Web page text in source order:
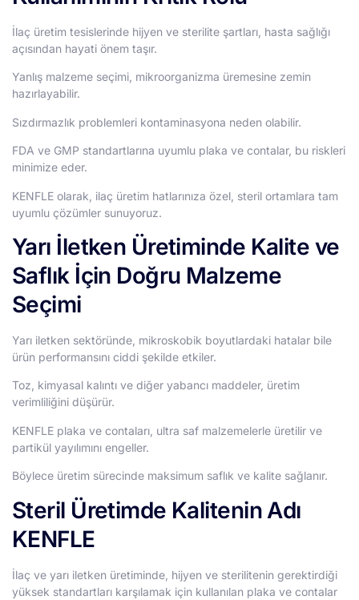
İlaç üretim tesislerinde hijyen ve sterilite şartları, hasta sağlığı
açısından hayati önem taşır.
Yanlış malzeme seçimi, mikroorganizma üremesine zemin
hazırlayabilir.
Sızdırmazlık problemleri kontaminasyona neden olabilir.
FDA ve GMP standartlarına uyumlu plaka ve contalar, bu riskleri
minimize eder.
KENFLE olarak, ilaç üretim hatlarınıza özel, steril ortamlara tam
uyumlu çözümler sunuyoruz.
Yarı İletken Üretiminde Kalite ve
Saflık İçin Doğru Malzeme
Seçimi
Yarı iletken sektöründe, mikroskobik boyutlardaki hatalar bile
ürün performansını ciddi şekilde etkiler.
Toz, kimyasal kalıntı ve diğer yabancı maddeler, üretim
verimliliğini düşürür.
KENFLE plaka ve contaları, ultra saf malzemelerle üretilir ve
partikül yayılımını engeller.
Böylece üretim sürecinde maksimum saflık ve kalite sağlanır.
Steril Üretimde Kalitenin Adı
KENFLE
İlaç ve yarı iletken üretiminde, hijyen ve sterilitenin gerektirdiği
yüksek standartları karşılamak için kullanılan plaka ve contalar